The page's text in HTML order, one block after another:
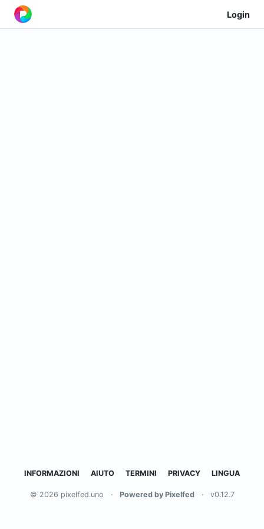
Login
INFORMAZIONI AIUTO TERMINI PRIVACY LINGUA
© 2026 pixelfed.uno · Powered by Pixelfed · v0.12.7